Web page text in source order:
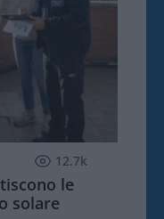
12.7k
le
solare